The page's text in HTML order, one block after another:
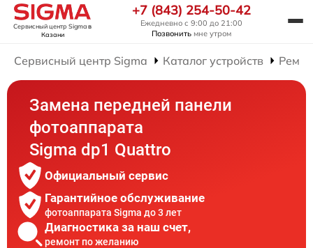
Сервисный центр Sigmaв
Казани
+7 (843) 254-50-42
Ежедневно с 9:00 до 21:00
Позвонить мне утром
Сервисный центр Sigma Каталог устройств
Замена передней панели
фотоаппарата
Sigma dp1 Quattro
Официальный сервис
Гарантийное обслуживание
фотоаппарата Sigma до 3 лет
Диагностика за наш счет,
ремонт по желанию